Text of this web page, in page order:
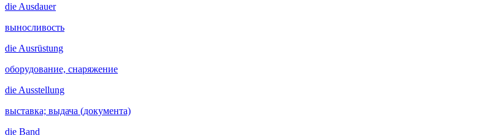
die Ausdauer
выносливость
die Ausrüstung
оборудование, снаряжение
die Ausstellung
выставка; выдача (документа)
die Band